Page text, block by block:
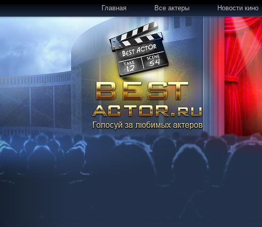
Главная Все актеры Новости кино